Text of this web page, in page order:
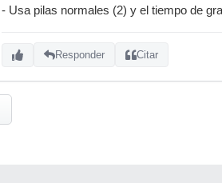
- Usa pilas normales (2) y el tiempo de
Responder Citar